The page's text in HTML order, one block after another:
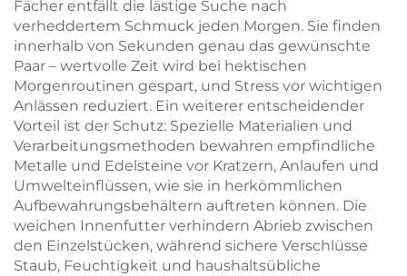
Fächer entfällt die lästige Suche nach
verheddertem Schmuck jeden Morgen. Sie finden
innerhalb von Sekunden genau das gewünschte
Paar – wertvolle Zeit wird bei hektischen
Morgenroutinen gespart, und Stress vor wichtigen
Anlässen reduziert. Ein weiterer entscheidender
Vorteil ist der Schutz: Spezielle Materialien und
Verarbeitungsmethoden bewahren empfindliche
Metalle und Edelsteine vor Kratzern, Anlaufen und
Umwelteinflüssen, wie sie in herkömmlichen
Aufbewahrungsbehältern auftreten können. Die
weichen Innenfutter verhindern Abrieb zwischen
den Einzelstücken, während sichere Verschlüsse
Staub, Feuchtigkeit und haushaltsübliche